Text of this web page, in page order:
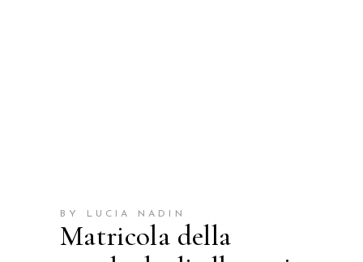
BY LUCIA NADIN
Matricola della